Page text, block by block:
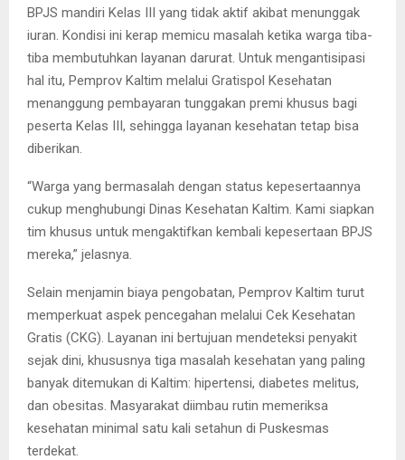
BPJS mandiri Kelas III yang tidak aktif akibat menunggak
iuran. Kondisi ini kerap memicu masalah ketika warga tiba-
tiba membutuhkan layanan darurat. Untuk mengantisipasi
hal itu, Pemprov Kaltim melalui Gratispol Kesehatan
menanggung pembayaran tunggakan premi khusus bagi
peserta Kelas III, sehingga layanan kesehatan tetap bisa
diberikan.
“Warga yang bermasalah dengan status kepesertaannya
cukup menghubungi Dinas Kesehatan Kaltim. Kami siapkan
tim khusus untuk mengaktifkan kembali kepesertaan BPJS
mereka,” jelasnya.
Selain menjamin biaya pengobatan, Pemprov Kaltim turut
memperkuat aspek pencegahan melalui Cek Kesehatan
Gratis (CKG). Layanan ini bertujuan mendeteksi penyakit
sejak dini, khususnya tiga masalah kesehatan yang paling
banyak ditemukan di Kaltim: hipertensi, diabetes melitus,
dan obesitas. Masyarakat diimbau rutin memeriksa
kesehatan minimal satu kali setahun di Puskesmas
terdekat.